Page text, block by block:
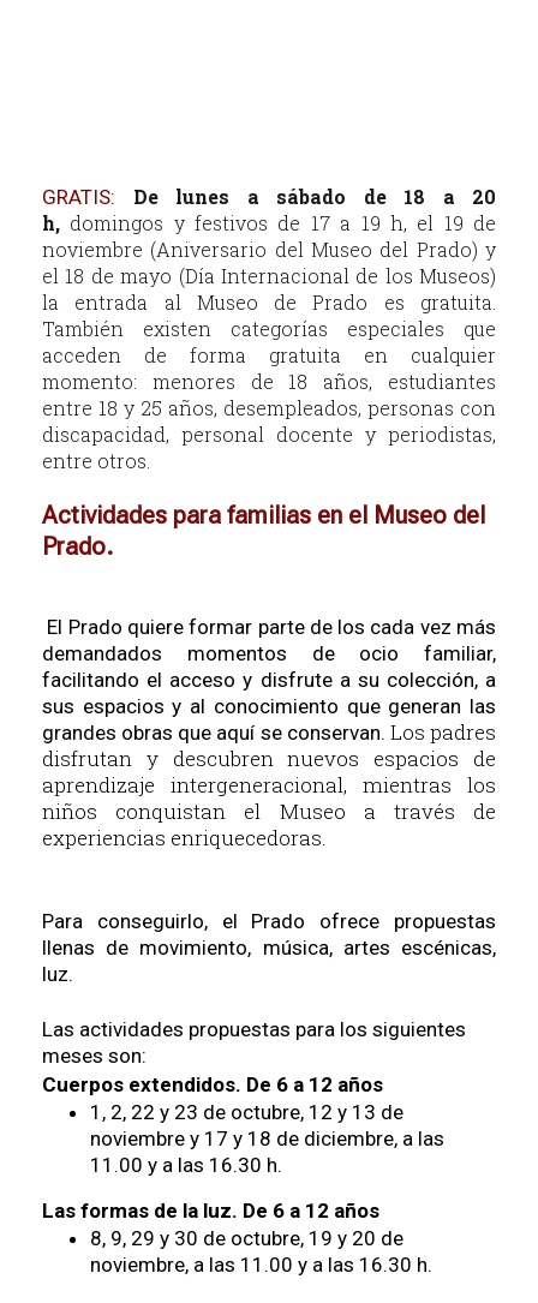
GRATIS:
De lunes a sábado de 18 a 20
h, domingos y festivos de 17 a 19 h, el 19 de
noviembre (Aniversario del Museo del Prado) y
el 18 de mayo (Día Internacional de los Museos)
la entrada al Museo de Prado es gratuita.
También existen categorías especiales que
acceden de forma gratuita en cualquier
momento: menores de 18 años, estudiantes
entre 18 y 25 años, desempleados, personas con
discapacidad, personal docente y periodistas,
entre otros.
Actividades para familias en el Museo del
Prado.
El Prado quiere formar parte de los cada vez más
demandados momentos de ocio familiar,
facilitando el acceso y disfrute a su colección, a
sus espacios y al conocimiento que generan las
grandes obras que aquí se conservan. Los padres
disfrutan y descubren nuevos espacios de
aprendizaje intergeneracional, mientras los
niños conquistan el Museo a través de
experiencias enriquecedoras.
Para conseguirlo, el Prado ofrece propuestas
llenas de movimiento, música, artes escénicas,
luz.
Las actividades propuestas para los siguientes
meses son:
Cuerpos extendidos. De 6 a 12 años
1, 2, 22 y 23 de octubre, 12 y 13 de
noviembre y 17 y 18 de diciembre, a las
11.00 y a las 16.30 h.
Las formas de la luz. De 6 a 12 años
8, 9, 29 y 30 de octubre, 19 y 20 de
noviembre, a las 11.00 y a las 16.30 h.